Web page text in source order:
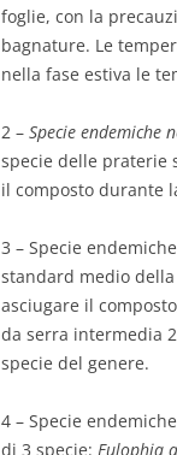
foglie, con la
bagnature. Le
nella fase estiva le
2 – Specie endemiche
specie delle praterie
il composto durante
3 – Specie
standard medio
asciugare il
da serra intermedia
specie del genere.
4 – Specie
di 3 specie: Eulophia